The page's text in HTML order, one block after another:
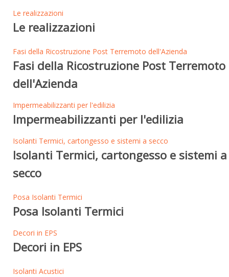
Le realizzazioni
Le realizzazioni
Fasi della Ricostruzione Post Terremoto dell'Azienda
Fasi della Ricostruzione Post Terremoto
dell'Azienda
Impermeabilizzanti per l'edilizia
Impermeabilizzanti per l'edilizia
Isolanti Termici, cartongesso e sistemi a secco
Isolanti Termici, cartongesso e sistemi a
secco
Posa Isolanti Termici
Posa Isolanti Termici
Decori in EPS
Decori in EPS
Isolanti Acustici